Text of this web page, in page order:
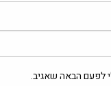
לפעם הבאה שאגיב.